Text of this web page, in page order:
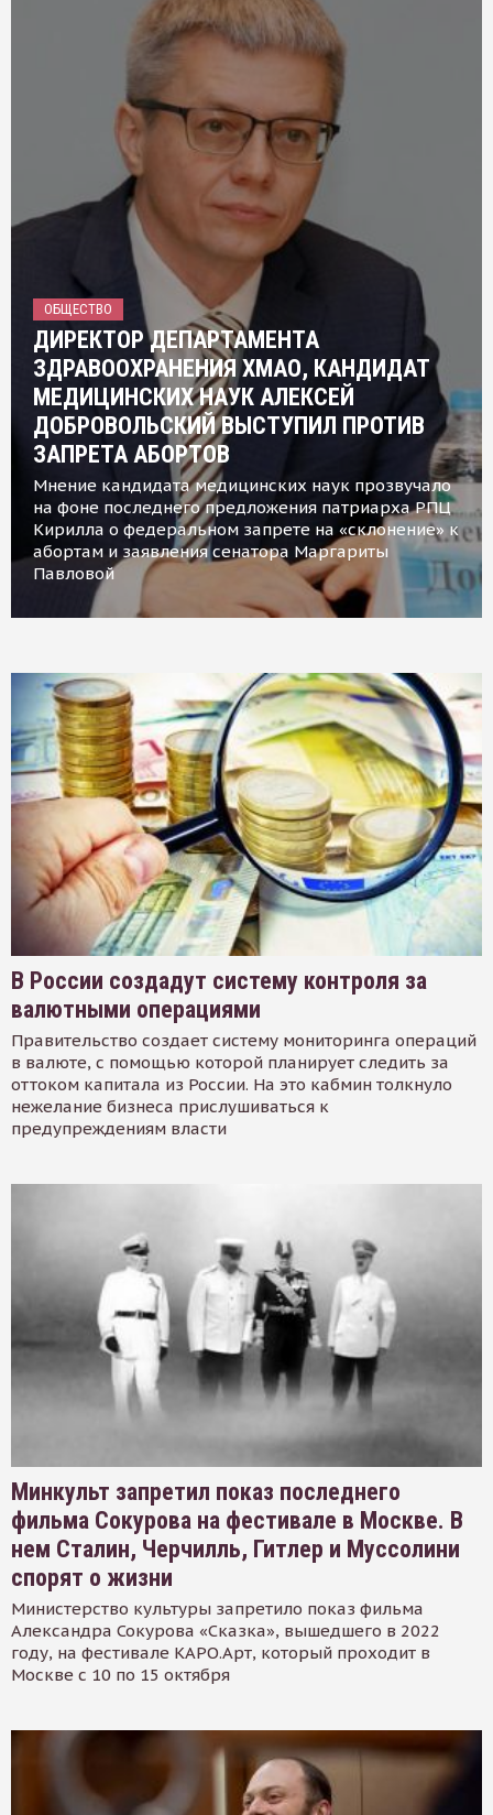
ОБЩЕСТВО
ДИРЕКТОР ДЕПАРТАМЕНТА
ЗДРАВООХРАНЕНИЯ ХМАО, КАНДИДАТ
МЕДИЦИНСКИХ НАУК АЛЕКСЕЙ
ДОБРОВОЛЬСКИЙ ВЫСТУПИЛ ПРОТИВ
ЗАПРЕТА АБОРТОВ
Мнение кандидата медицинских наук прозвучало
на фоне последнего предложения патриарха РПЦ
Кирилла о федеральном запрете на «склонение» к
абортам и заявления сенатора Маргариты
Павловой
В России создадут систему контроля за
валютными операциями
Правительство создает систему мониторинга операций
в валюте, с помощью которой планирует следить за
оттоком капитала из России. На это кабмин толкнуло
нежелание бизнеса прислушиваться к
предупреждениям власти
Минкульт запретил показ последнего
фильма Сокурова на фестивале в Москве. В
нем Сталин, Черчилль, Гитлер и Муссолини
спорят о жизни
Министерство культуры запретило показ фильма
Александра Сокурова «Сказка», вышедшего в 2022
году, на фестивале КАРО.Арт, который проходит в
Москве с 10 по 15 октября